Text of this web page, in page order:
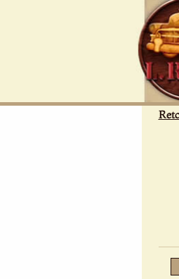
Panneau de gestion des cookies